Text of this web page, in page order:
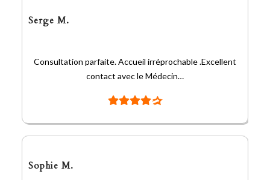
Serge M.
Consultation parfaite. Accueil irréprochable .Excellent
contact avec le Médecin…
Sophie M.